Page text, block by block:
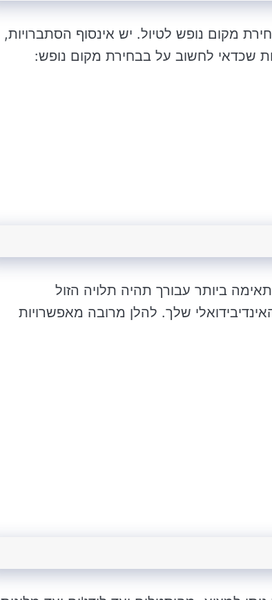
מקום נופש לטיול. יש אינסוף הסתברויות,
שכדאי לחשוב על בבחירת מקום נופש:
ביותר עבורך תהיה תלויה הזול
שלך. להלן מרובה מאפשרויות